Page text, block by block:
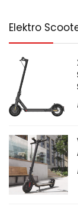
Elektro